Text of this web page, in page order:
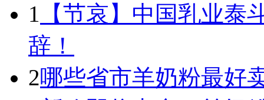
1 【节哀】中国乳业
辞！
2哪些省市羊奶粉最好